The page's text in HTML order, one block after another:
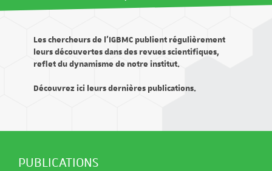
Les chercheurs de l’IGBMC publient régulièrement
leurs découvertes dans des revues scientifiques,
reflet du dynamisme de notre institut.
Découvrez ici leurs dernières publications.
PUBLICATIONS